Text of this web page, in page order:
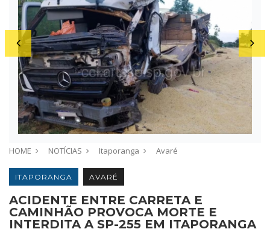
HOME NOTÍCIAS Itaporanga Avaré
ITAPORANGA AVARÉ
ACIDENTE ENTRE CARRETA E
CAMINHÃO PROVOCA MORTE E
INTERDITA A SP-255 EM ITAPORANGA